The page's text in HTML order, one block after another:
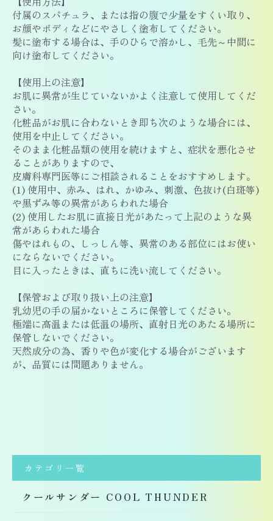
付属のスパチュラ、または指の腹で少量をすくい取り、
お顔やボディなどにやさしく塗布してください。
髪に塗布する場合は、手のひらで溶かし、毛先～中間に
向け塗布してください。
【使用上の注意】
お肌に異常が生じていないかよく注意して使用してくだ
さい。
化粧品がお肌に合わないとき即ち次のような場合には、
使用を中止してください。
そのまま化粧品類の使用を続けますと、症状を悪化させ
ることがありますので、
皮膚科専門医等にご相談されることをおすすめします。
(1) 使用中、赤み、はれ、かゆみ、刺激、色抜け(白斑等)
や黒ずみ等の異常があらわれた場合
(2) 使用したお肌に直接日光があたって上記のような異
常があらわれた場合
傷やはれもの、しっしん等、異常のある部位にはお使い
にならないでください。
目に入ったときは、直ちに洗い流してください。
【保管および取り扱い上の注意】
乳幼児の手の届かないところに保管してください。
極端に高温または低温の場所、直射日光のあたる場所に
保管しないでください。
天然成分の為、香りや色が変化する場合がございます
が、品質には問題ありません。
カテゴリ一覧
クールサンダー COOL THUNDER